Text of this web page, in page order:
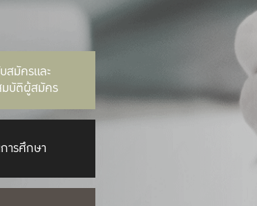
สมัครและ
บัติผู้สมัคร
ารศึกษา